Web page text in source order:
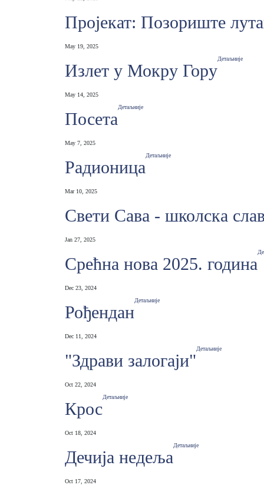
Пројекат: Позориште
May 19, 2025
Излет у Мокру Гору
May 14, 2025
Детаљније
Посета
May 7, 2025
Детаљније
Радионица
Mar 10, 2025
Детаљније
Свети Сава - школска
Jan 27, 2025
Срећна нова 2025. година
Dec 23, 2024
Рођендан
Dec 11, 2024
Детаљније
"Здрави залогаји"
Oct 22, 2024
Детаљније
Крос
Oct 18, 2024
Детаљније
Дечија недеља
Oct 17, 2024
Детаљније